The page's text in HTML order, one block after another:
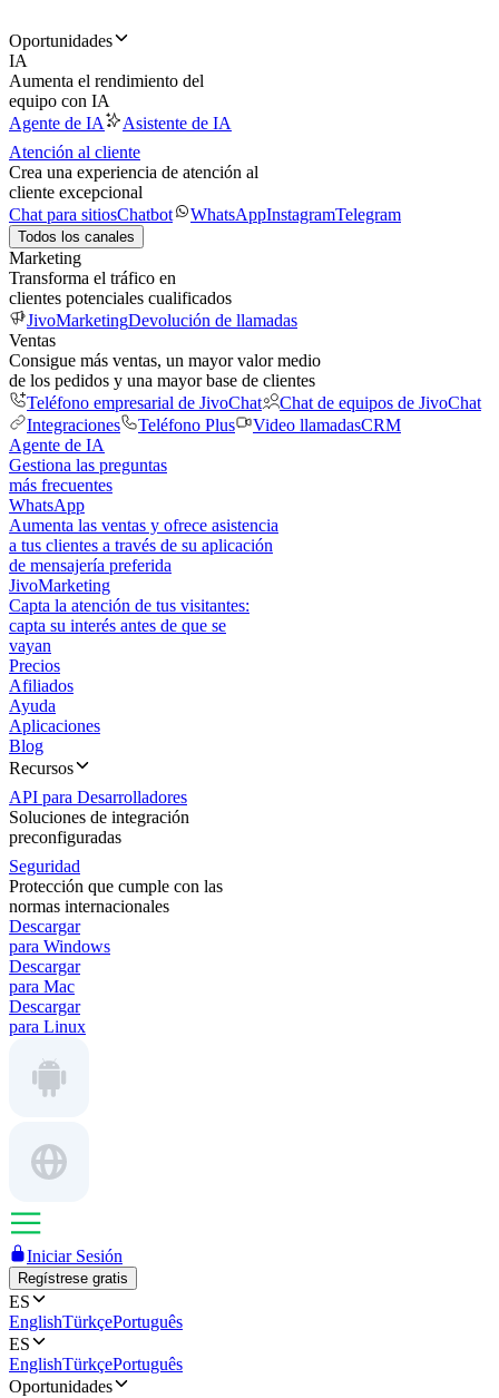
Oportunidades
IA
Aumenta el rendimiento del
equipo con IA
Agente de IA
Asistente de IA
Atención al cliente
Crea una experiencia de atención al
cliente excepcional
Chat para sitiosChatbot WhatsAppInstagramTelegram
Todos los canales
Marketing
Transforma el tráfico en
clientes potenciales cualificados
JivoMarketingDevolución de llamadas
Ventas
Consigue más ventas, un mayor valor medio
de los pedidos y una mayor base de clientes
Teléfono empresarial de JivoChat
Chat de equipos de JivoChat
Integraciones
Teléfono Plus Video llamadasCRM
Agente de IA
Gestiona las preguntas
más frecuentes
WhatsApp
Aumenta las ventas y ofrece asistencia
a tus clientes a través de su aplicación
de mensajería preferida
JivoMarketing
Capta la atención de tus visitantes:
capta su interés antes de que se
vayan
Precios
Afiliados
Ayuda
Aplicaciones
Blog
Recursos
API para Desarrolladores
Soluciones de integración
preconfiguradas
Seguridad
Protección que cumple con las
normas internacionales
Descargar
para Windows
Descargar
para Mac
Descargar
para Linux
Iniciar Sesión
Regístrese gratis
ES
EnglishTürkçePortuguês
ES
EnglishTürkçePortuguês
Oportunidades